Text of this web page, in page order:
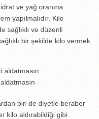
ve yağ oranına
yapılmalıdır. Kilo
sağlıklı ve düzenli
bir şekilde kilo vermek
biri de diyetle beraber
kilo aldırabildiği gibi